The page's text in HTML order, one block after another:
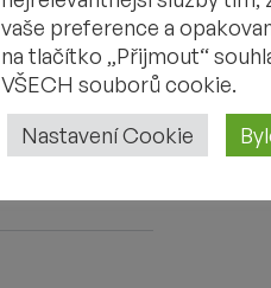
vaše preference a
na tlačítko „Přijmout“
VŠECH souborů cookie.
Nastavení Cookie